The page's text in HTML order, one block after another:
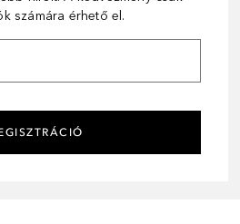
számára érhető el.